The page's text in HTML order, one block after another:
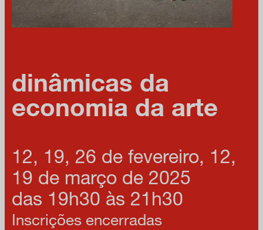
dinâmicas da
economia da arte
12, 19, 26 de fevereiro, 12,
19 de março de 2025
das 19h30 às 21h30
Inscrições encerradas